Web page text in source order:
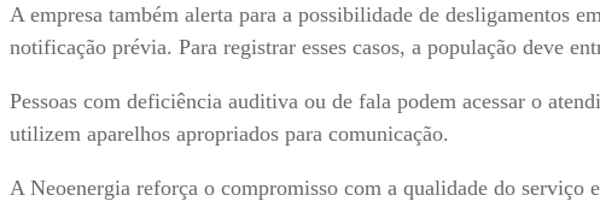
A empresa também alerta para a possibilidade de desligamentos
notificação prévia. Para registrar esses casos, a população deve
Pessoas com deficiência auditiva ou de fala podem acessar o
utilizem aparelhos apropriados para comunicação.
A Neoenergia reforça o compromisso com a qualidade do serviço